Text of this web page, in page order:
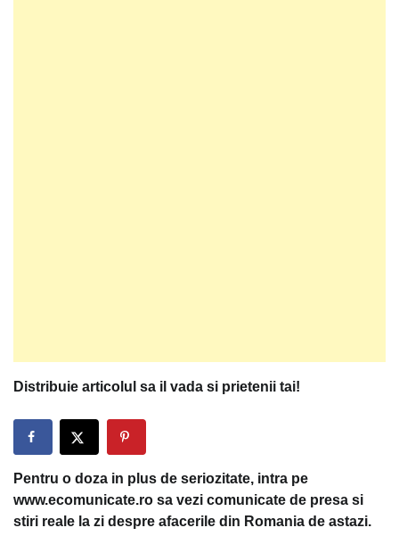
Distribuie articolul sa il vada si prietenii tai!
Pentru o doza in plus de seriozitate, intra pe
www.ecomunicate.ro sa vezi comunicate de presa si
stiri reale la zi despre afacerile din Romania de astazi.